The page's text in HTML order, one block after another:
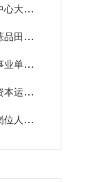
管理
办事
选调
招聘
75名